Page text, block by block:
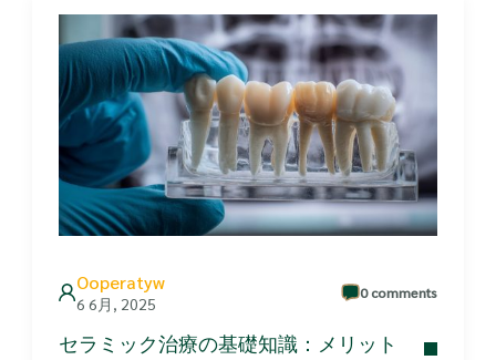
Ooperatyw
6 6月, 2025
0 comments
セラミック治療の基礎知識：メリット